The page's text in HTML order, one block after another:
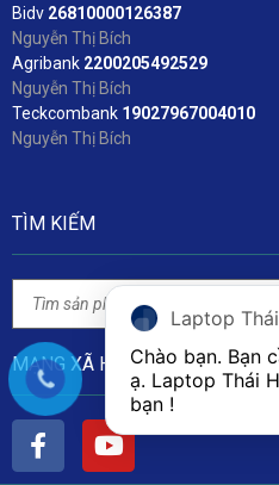
Bidv 26810000126387
Nguyễn Thị Bích
Agribank 2200205492529
Nguyễn Thị Bích
Teckcombank 19027967004010
Nguyễn Thị Bích
TÌM KIẾM
MẠNG XÃ HỘI
Laptop
Chào bạn. Bạn
ạ. Laptop Thái
bạn !